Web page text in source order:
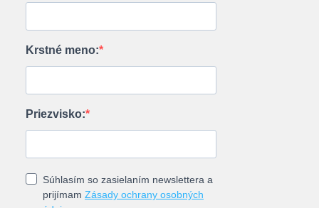
Krstné meno:
Priezvisko:
Súhlasím so zasielaním newslettera a
prijímam Zásady ochrany osobných